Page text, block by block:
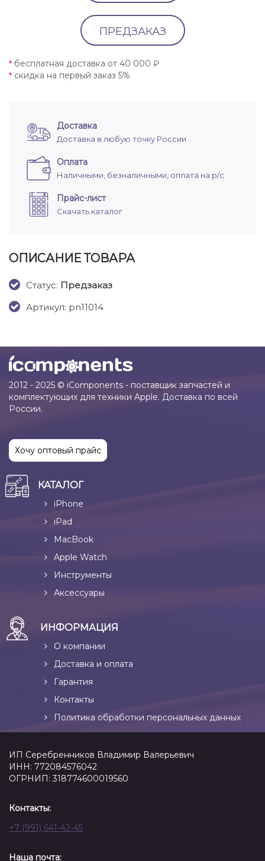
ПРЕДЗАКАЗ
* бесплатная доставка от 40 000 ₽
* скидка на первый заказ 5%
Доставка
Доставка в любую точку России
Оплата
Наличными, безналичными, оплата на р/с
Прайс-лист
Скачать каталог
ОПИСАНИЕ ТОВАРА
Cтатус: Предзаказ
Артикул: pn11014
2012 - 2025 © iComponents - поставщик запчастей и
комплектующих для техники Apple. Доставка по всей
России.
Хочу оптовый прайс
КАТАЛОГ
iPhone
iPad
MacBook
Apple Watch
Инструменты
Аксессуары
ИНФОРМАЦИЯ
О компании
Доставка и оплата
Гарантия
Контакты
Политика обработки персональных данных
ИП Серебренников Владимир Валерьевич
ИНН: 772084576042
ОГРНИП: 318774600019560
Контакты:
+7 (991) 641-42-45
Наша почта: